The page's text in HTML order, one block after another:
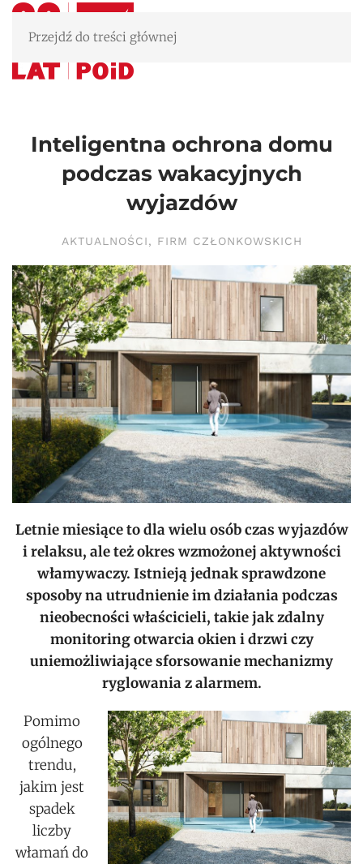
Przejdź do treści głównej
Inteligentna ochrona domu
podczas wakacyjnych
wyjazdów
AKTUALNOŚCI, FIRM CZŁONKOWSKICH
Letnie miesiące to dla wielu osób czas wyjazdów
i relaksu, ale też okres wzmożonej aktywności
włamywaczy. Istnieją jednak sprawdzone
sposoby na utrudnienie im działania podczas
nieobecności właścicieli, takie jak zdalny
monitoring otwarcia okien i drzwi czy
uniemożliwiające sforsowanie mechanizmy
ryglowania z alarmem.
Pomimo
ogólnego
trendu,
jakim jest
spadek
liczby
włamań do